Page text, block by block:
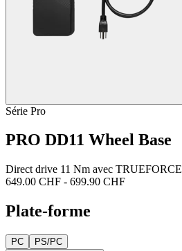
Série Pro
PRO DD11 Wheel Base
Direct drive 11 Nm avec TRUEFORCE
649.00 CHF - 699.90 CHF
Plate-forme
PC
PS/PC